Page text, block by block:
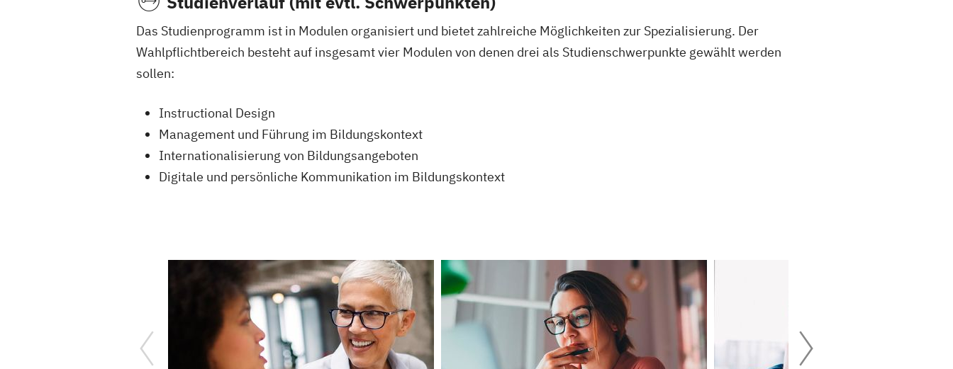
Das Studienprogramm ist in Modulen organisiert und bietet zahlreiche Möglichkeiten zur Spezialisierung. Der
Wahlpflichtbereich besteht auf insgesamt vier Modulen von denen drei als Studienschwerpunkte gewählt werden
sollen:
Instructional Design
Management und Führung im Bildungskontext
Internationalisierung von Bildungsangeboten
Digitale und persönliche Kommunikation im Bildungskontext